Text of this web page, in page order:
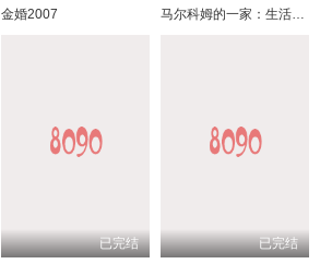
金婚2007 马尔科姆的一家：生活依旧不公
已完结 已完结